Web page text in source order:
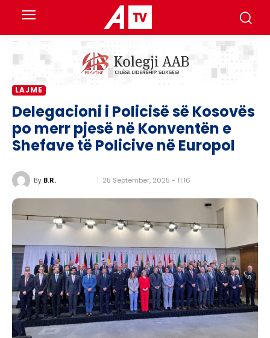
LAJME
Delegacioni i Policisë së Kosovës
po merr pjesë në Konventën e
Shefave të Policive në Europol
By B.R. 25 September, 2025 - 11:16